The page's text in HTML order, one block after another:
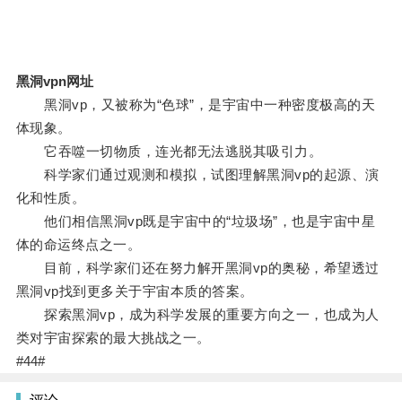
黑洞vpn网址
黑洞vp，又被称为“色球”，是宇宙中一种密度极高的天
体现象。
它吞噬一切物质，连光都无法逃脱其吸引力。
科学家们通过观测和模拟，试图理解黑洞vp的起源、演
化和性质。
他们相信黑洞vp既是宇宙中的“垃圾场”，也是宇宙中星
体的命运终点之一。
目前，科学家们还在努力解开黑洞vp的奥秘，希望透过
黑洞vp找到更多关于宇宙本质的答案。
探索黑洞vp，成为科学发展的重要方向之一，也成为人
类对宇宙探索的最大挑战之一。
#44#